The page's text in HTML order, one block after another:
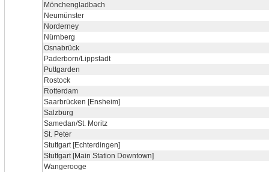
Mönchengladbach
Neumünster
Norderney
Nürnberg
Osnabrück
Paderborn/Lippstadt
Puttgarden
Rostock
Rotterdam
Saarbrücken [Ensheim]
Salzburg
Samedan/St. Moritz
St. Peter
Stuttgart [Echterdingen]
Stuttgart [Main Station Downtown]
Wangerooge